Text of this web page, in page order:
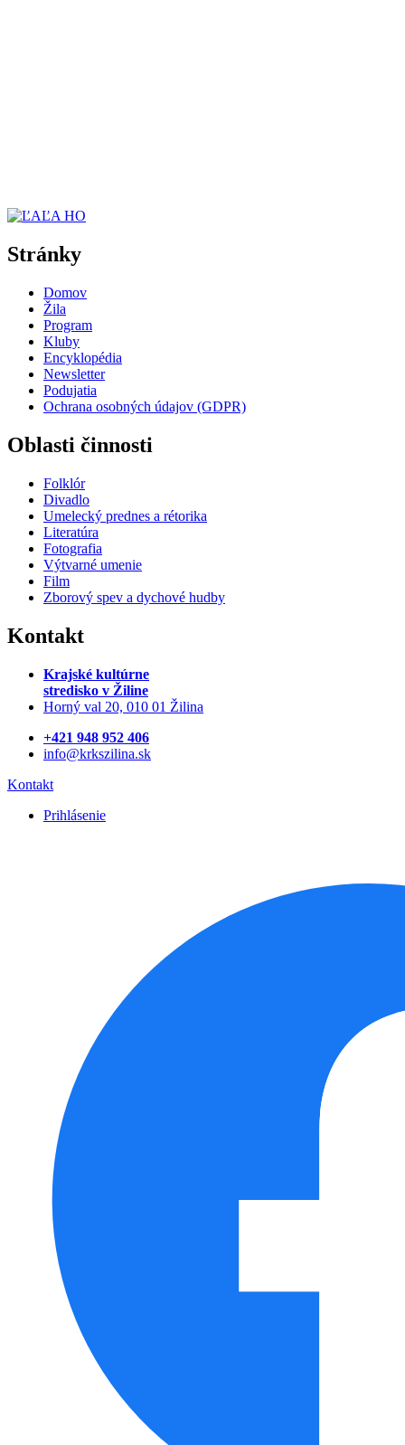
Stránky
Domov
Žila
Program
Kluby
Encyklopédia
Newsletter
Podujatia
Ochrana osobných údajov (GDPR)
Oblasti činnosti
Folklór
Divadlo
Umelecký prednes a rétorika
Literatúra
Fotografia
Výtvarné umenie
Film
Zborový spev a dychové hudby
Kontakt
Krajské kultúrne
stredisko v Žiline
Horný val 20, 010 01 Žilina
+421 948 952 406
info@krkszilina.sk
Kontakt
Prihlásenie